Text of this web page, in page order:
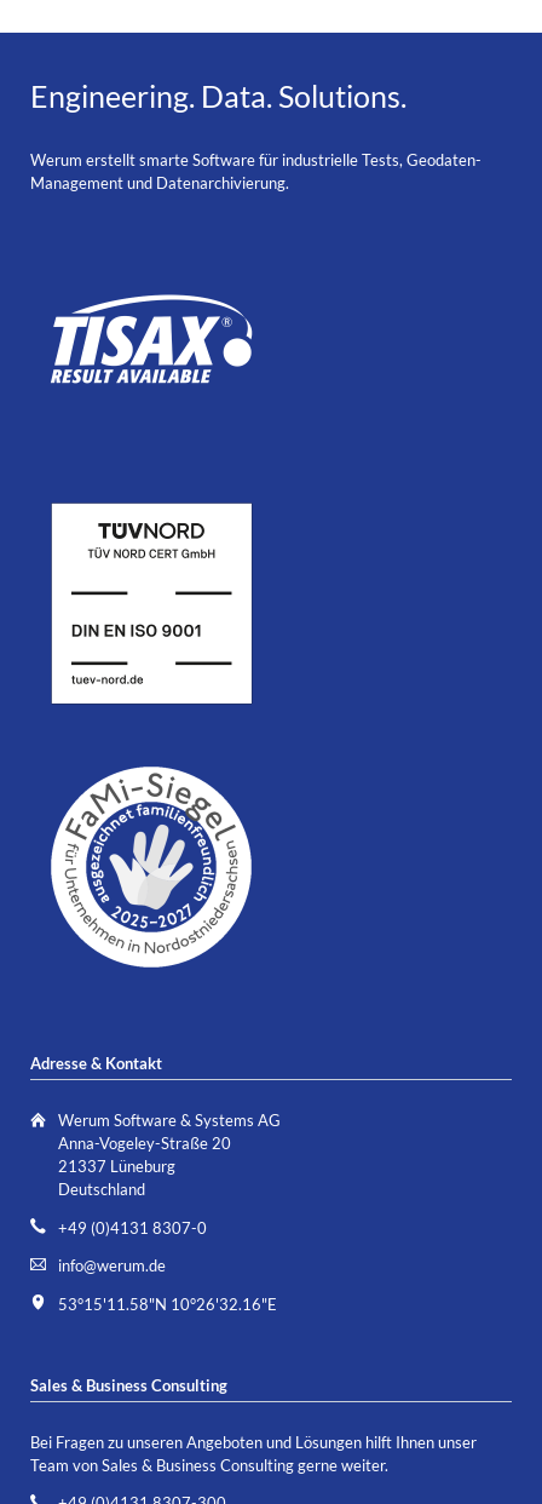
Engineering. Data. Solutions.
Werum erstellt smarte Software für industrielle Tests, Geodaten-
Management und Datenarchivierung.
Adresse & Kontakt
Werum Software & Systems AG
Anna-Vogeley-Straße 20
21337 Lüneburg
Deutschland
+49 (0)4131 8307-0
info@werum.de
53°15'11.58"N 10°26'32.16"E
Sales & Business Consulting
Bei Fragen zu unseren Angeboten und Lösungen hilft Ihnen unser
Team von Sales & Business Consulting gerne weiter.